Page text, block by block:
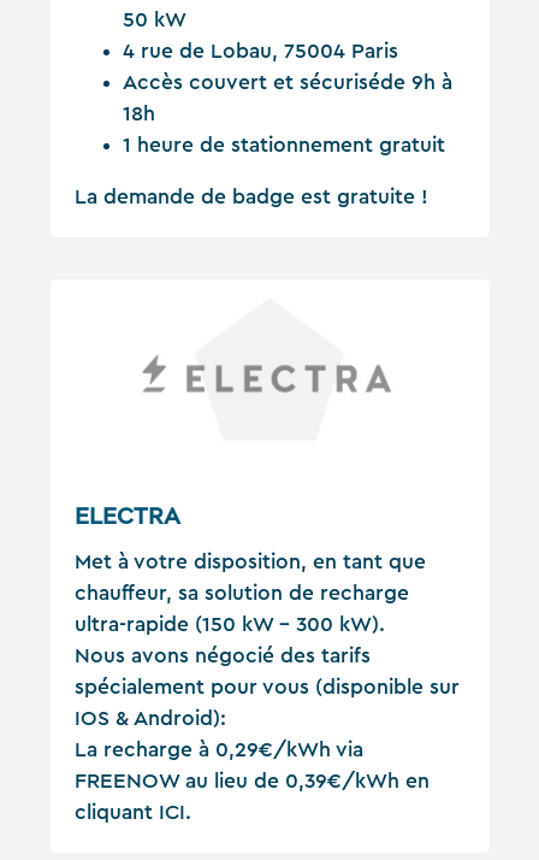
50 kW
4 rue de Lobau, 75004 Paris
Accès couvert et sécuriséde 9h à
18h
1 heure de stationnement gratuit
La demande de badge est gratuite !
ELECTRA
Met à votre disposition, en tant que
chauffeur, sa solution de recharge
ultra-rapide (150 kW - 300 kW).
Nous avons négocié des tarifs
spécialement pour vous (disponible sur
IOS & Android):
La recharge à 0,29€/kWh via
FREENOW au lieu de 0,39€/kWh en
cliquant ICI.